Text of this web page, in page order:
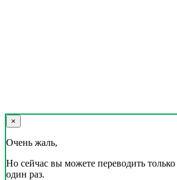
×
Очень жаль,
Но сейчас вы можете переводить только
один раз.